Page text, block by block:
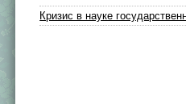
Кризис в науке